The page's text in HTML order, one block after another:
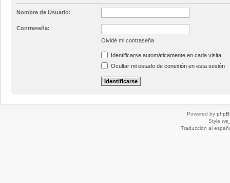
Nombre de Usuario:
Contraseña:
Olvidé mi contraseña
Identificarse automáticamente en cada visita
Ocultar mi estado de conexión en esta sesión
Powered by
Style
Traducción al